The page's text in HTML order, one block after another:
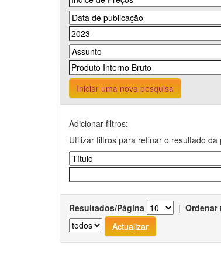
Iniciar uma nova pesquisa
Adicionar filtros:
Utilizar filtros para refinar o resultado da
Resultados/Página |